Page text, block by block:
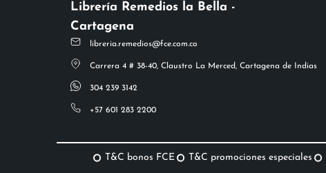
Librería Remedios la Bella -
Cartagena
libreria.remedios@fce.com.co
Carrera 4 # 38-40, Claustro La Merced, Cartagena de Indias
304 239 3142
+57 601 283 2200
T&C bonos FCE T&C promociones especiales